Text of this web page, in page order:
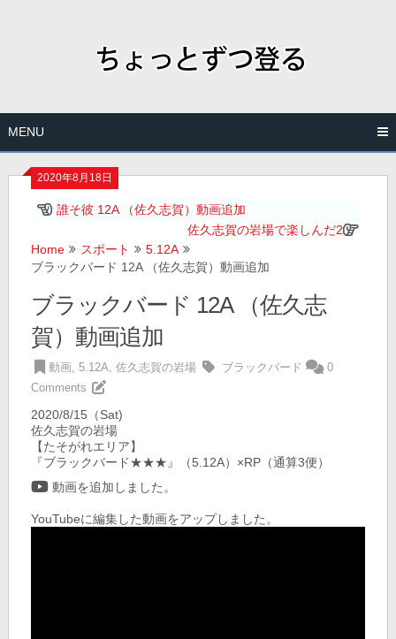
MENU
2020年8月18日
誰そ彼 12A （佐久志賀）動画追加
佐久志賀の岩場で楽しんだ2
Home
スポート
5.12A
ブラックバード 12A （佐久志賀）動画追加
ブラックバード 12A （佐久志
賀）動画追加
動画,5.12A,佐久志賀の岩場 ブラックバード
0
Comments
2020/8/15（Sat)
佐久志賀の岩場
【たそがれエリア】
『ブラックバード★★★』（5.12A）×RP（通算3便）
動画を追加しました。
YouTubeに編集した動画をアップしました。